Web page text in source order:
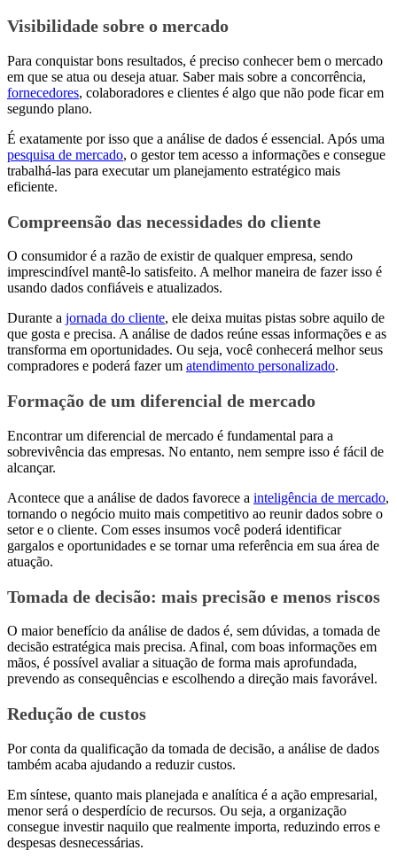
Visibilidade sobre o mercado
Para conquistar bons resultados, é preciso conhecer bem o mercado
em que se atua ou deseja atuar. Saber mais sobre a concorrência,
fornecedores, colaboradores e clientes é algo que não pode ficar em
segundo plano.
É exatamente por isso que a análise de dados é essencial. Após uma
pesquisa de mercado, o gestor tem acesso a informações e consegue
trabalhá-las para executar um planejamento estratégico mais
eficiente.
Compreensão das necessidades do cliente
O consumidor é a razão de existir de qualquer empresa, sendo
imprescindível mantê-lo satisfeito. A melhor maneira de fazer isso é
usando dados confiáveis e atualizados.
Durante a jornada do cliente, ele deixa muitas pistas sobre aquilo de
que gosta e precisa. A análise de dados reúne essas informações e as
transforma em oportunidades. Ou seja, você conhecerá melhor seus
compradores e poderá fazer um atendimento personalizado.
Formação de um diferencial de mercado
Encontrar um diferencial de mercado é fundamental para a
sobrevivência das empresas. No entanto, nem sempre isso é fácil de
alcançar.
Acontece que a análise de dados favorece a inteligência de mercado,
tornando o negócio muito mais competitivo ao reunir dados sobre o
setor e o cliente. Com esses insumos você poderá identificar
gargalos e oportunidades e se tornar uma referência em sua área de
atuação.
Tomada de decisão: mais precisão e menos riscos
O maior benefício da análise de dados é, sem dúvidas, a tomada de
decisão estratégica mais precisa. Afinal, com boas informações em
mãos, é possível avaliar a situação de forma mais aprofundada,
prevendo as consequências e escolhendo a direção mais favorável.
Redução de custos
Por conta da qualificação da tomada de decisão, a análise de dados
também acaba ajudando a reduzir custos.
Em síntese, quanto mais planejada e analítica é a ação empresarial,
menor será o desperdício de recursos. Ou seja, a organização
consegue investir naquilo que realmente importa, reduzindo erros e
despesas desnecessárias.